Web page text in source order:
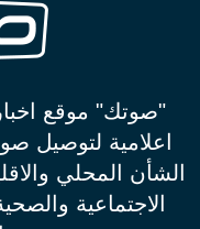
"صوتك" موقع
اعلامية لتوصيل
الشأن المحلي
الاجتماعية